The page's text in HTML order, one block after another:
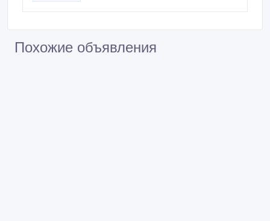
Похожие объявления